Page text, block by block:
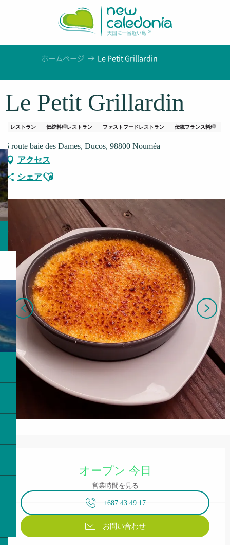
ホームページ Le Petit Grillardin
Le Petit Grillardin
レストラン 伝統料理レストラン ファストフードレストラン 伝統フランス料理
6 route baie des Dames, Ducos, 98800 Nouméa
アクセス
シェアAjouter aux favoris
オープン 今日
営業時間を見る
+687 43 49 17
お問い合わせ